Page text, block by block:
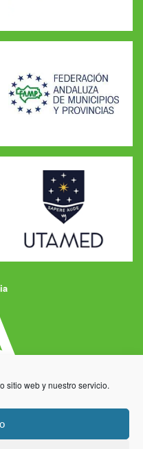
sitio web y nuestro servicio.